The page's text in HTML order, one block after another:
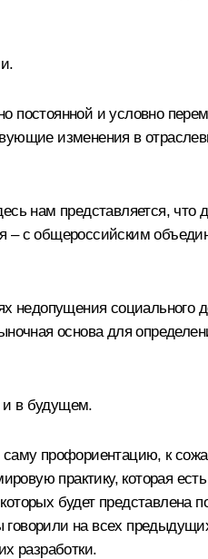
постоянной и условно
изменения в
нам представляется, что
– с общероссийским
недопущения социального
основа для
и в будущем.
саму профориентацию, к
практику, которая
будет представлена
на всех
разработки.